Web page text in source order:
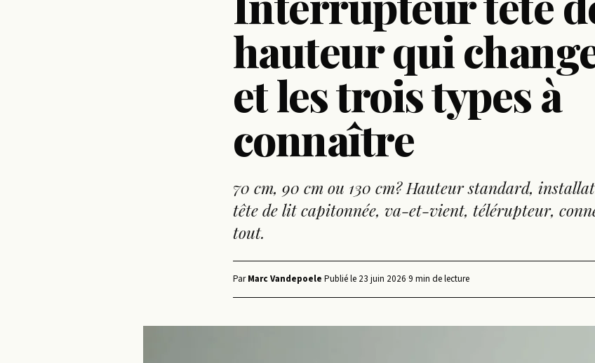
hauteur qui
et les trois types à
connaître
70 cm, 90 cm ou 130 cm? Hauteur standard,
tête de lit capitonnée, va-et-vient, télérupteur,
tout.
ParMarc Vandepoele·Publié le 23 juin 2026·9 min de lecture